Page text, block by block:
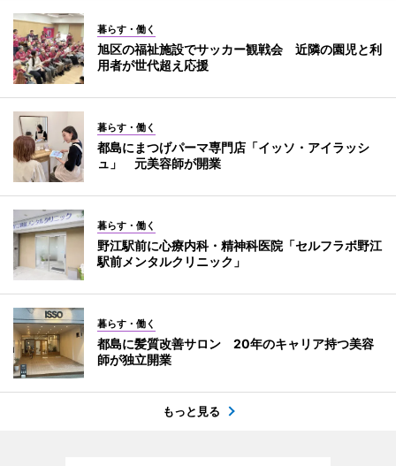
暮らす・働く
旭区の福祉施設でサッカー観戦会 近隣の園児と利
用者が世代超え応援
暮らす・働く
都島にまつげパーマ専門店「イッソ・アイラッシ
ュ」 元美容師が開業
暮らす・働く
野江駅前に心療内科・精神科医院「セルフラボ野江
駅前メンタルクリニック」
暮らす・働く
都島に髪質改善サロン 20年のキャリア持つ美容
師が独立開業
もっと見る